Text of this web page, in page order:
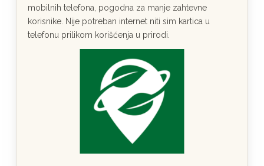
mobilnih telefona, pogodna za manje zahtevne
korisnike. Nije potreban internet niti sim kartica u
telefonu prilikom korišćenja u prirodi.